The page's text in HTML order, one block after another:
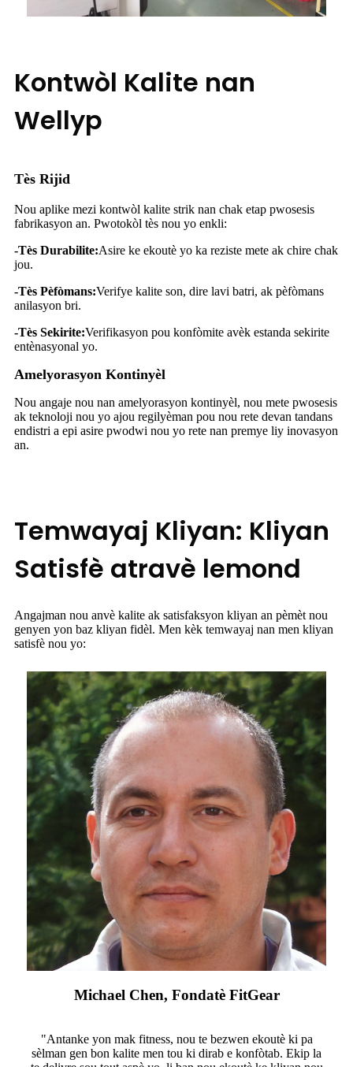
Kontwòl Kalite nan
Wellyp
Tès Rijid
Nou aplike mezi kontwòl kalite strik nan chak etap pwosesis
fabrikasyon an. Pwotokòl tès nou yo enkli:
-Tès Durabilite:Asire ke ekoutè yo ka reziste mete ak chire chak
jou.
-Tès Pèfòmans:Verifye kalite son, dire lavi batri, ak pèfòmans
anilasyon bri.
-Tès Sekirite:Verifikasyon pou konfòmite avèk estanda sekirite
entènasyonal yo.
Amelyorasyon Kontinyèl
Nou angaje nou nan amelyorasyon kontinyèl, nou mete pwosesis
ak teknoloji nou yo ajou regilyèman pou nou rete devan tandans
endistri a epi asire pwodwi nou yo rete nan premye liy inovasyon
an.
Temwayaj Kliyan: Kliyan
Satisfè atravè lemond
Angajman nou anvè kalite ak satisfaksyon kliyan an pèmèt nou
genyen yon baz kliyan fidèl. Men kèk temwayaj nan men kliyan
satisfè nou yo:
Michael Chen, Fondatè FitGear
"Antanke yon mak fitness, nou te bezwen ekoutè ki pa
sèlman gen bon kalite men tou ki dirab e konfòtab. Ekip la